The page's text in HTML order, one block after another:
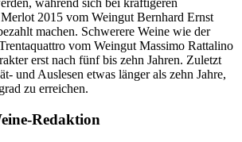
während sich bei kräftigeren
2015 vom Weingut Bernhard Ernst
machen. Schwerere Weine wie der
vom Weingut Massimo Rattalino
erst nach fünf bis zehn Jahren. Zuletzt
und Auslesen etwas länger als zehn Jahre,
zu erreichen.
Redaktion